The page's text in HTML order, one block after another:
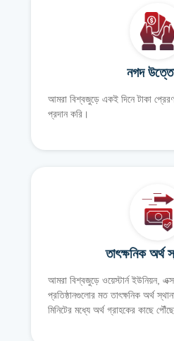
নগদ
আমরা বিশ্বজুড়ে একই দিনে টাকা
প্রদান করি।
তাৎক্ষনিক অর্থ
আমরা বিশ্বজুড়ে ওয়েস্টার্ন ইউনিয়ন,
প্রতিষ্ঠানগুলোর মত তাৎক্ষনিক অর্থ
মিনিটের মধ্যে অর্থ গ্রাহকের কাছে